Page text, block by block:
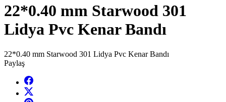
22*0.40 mm Starwood 301
Lidya Pvc Kenar Bandı
22*0.40 mm Starwood 301 Lidya Pvc Kenar Bandı
Paylaş